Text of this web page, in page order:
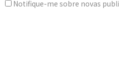
Notifique-me sobre novas